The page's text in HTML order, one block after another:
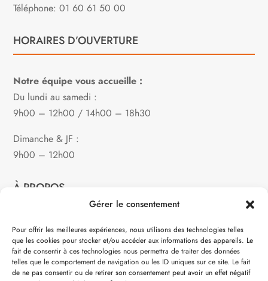
Gérer le consentement
Pour offrir les meilleures expériences, nous utilisons des technologies telles
que les cookies pour stocker et/ou accéder aux informations des appareils. Le
fait de consentir à ces technologies nous permettra de traiter des données
telles que le comportement de navigation ou les ID uniques sur ce site. Le fait
de ne pas consentir ou de retirer son consentement peut avoir un effet négatif
Téléphone: 01 60 61 50 00
HORAIRES D’OUVERTURE
Notre équipe vous accueille :
Du lundi au samedi :
9h00 – 12h00 / 14h00 – 18h30
Dimanche & JF :
9h00 – 12h00
À PROPOS
Notre philosophie
Contact
Partenaire de: